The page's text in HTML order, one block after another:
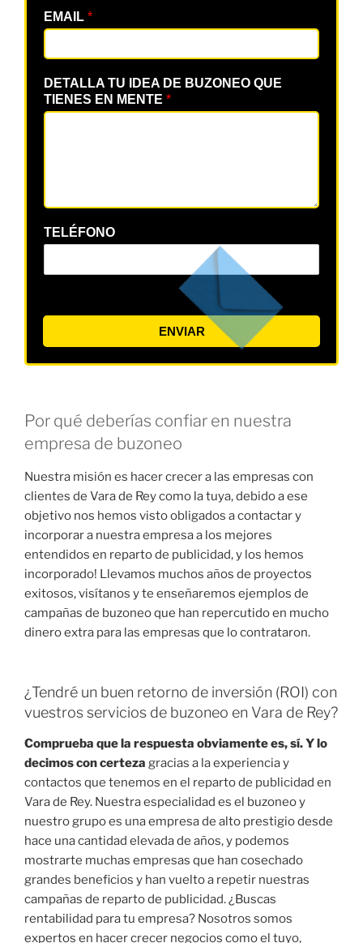
EMAIL *
DETALLA TU IDEA DE BUZONEO QUE
TIENES EN MENTE *
TELÉFONO
ENVIAR
Por qué deberías confiar en nuestra
empresa de buzoneo
Nuestra misión es hacer crecer a las empresas con
clientes de Vara de Rey como la tuya, debido a ese
objetivo nos hemos visto obligados a contactar y
incorporar a nuestra empresa a los mejores
entendidos en reparto de publicidad, y los hemos
incorporado! Llevamos muchos años de proyectos
exitosos, visítanos y te enseñaremos ejemplos de
campañas de buzoneo que han repercutido en mucho
dinero extra para las empresas que lo contrataron.
¿Tendré un buen retorno de inversión (ROI) con
vuestros servicios de buzoneo en Vara de Rey?
Comprueba que la respuesta obviamente es, sí. Y lo
decimos con certeza gracias a la experiencia y
contactos que tenemos en el reparto de publicidad en
Vara de Rey. Nuestra especialidad es el buzoneo y
nuestro grupo es una empresa de alto prestigio desde
hace una cantidad elevada de años, y podemos
mostrarte muchas empresas que han cosechado
grandes beneficios y han vuelto a repetir nuestras
campañas de reparto de publicidad. ¿Buscas
rentabilidad para tu empresa? Nosotros somos
expertos en hacer crecer negocios como el tuyo,